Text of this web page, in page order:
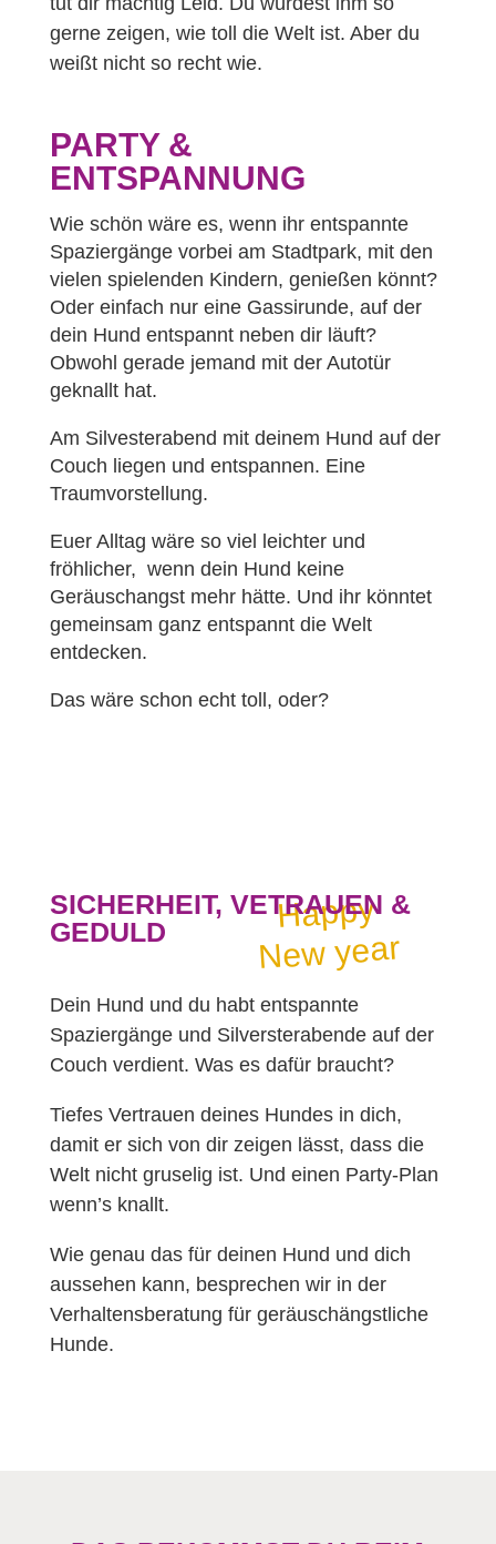
gerne zeigen, wie toll die Welt ist. Aber du
weißt nicht so recht wie.
PARTY &
ENTSPANNUNG
Wie schön wäre es, wenn ihr entspannte
Spaziergänge vorbei am Stadtpark, mit den
vielen spielenden Kindern, genießen könnt?
Oder einfach nur eine Gassirunde, auf der
dein Hund entspannt neben dir läuft?
Obwohl gerade jemand mit der Autotür
geknallt hat.
Am Silvesterabend mit deinem Hund auf der
Couch liegen und entspannen. Eine
Traumvorstellung.
Euer Alltag wäre so viel leichter und
fröhlicher, wenn dein Hund keine
Geräuschangst mehr hätte. Und ihr könntet
gemeinsam ganz entspannt die Welt
entdecken.
Das wäre schon echt toll, oder?
Happy
New year
SICHERHEIT, VETRAUEN &
GEDULD
Dein Hund und du habt entspannte
Spaziergänge und Silversterabende auf der
Couch verdient. Was es dafür braucht?
Tiefes Vertrauen deines Hundes in dich,
damit er sich von dir zeigen lässt, dass die
Welt nicht gruselig ist. Und einen Party-Plan
wenn’s knallt.
Wie genau das für deinen Hund und dich
aussehen kann, besprechen wir in der
Verhaltensberatung für geräuschängstliche
Hunde.